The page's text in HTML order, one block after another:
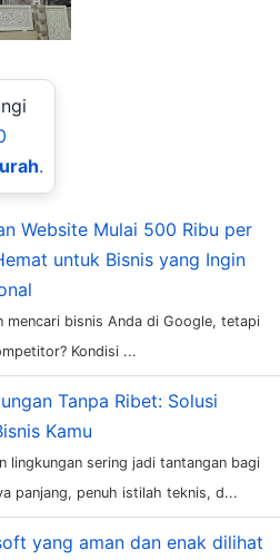
.
Website Mulai 500 Ribu per
untuk Bisnis yang Ingin
mencari bisnis Anda di Google, tetapi
Kondisi ...
Tanpa Ribet: Solusi
Kamu
lingkungan sering jadi tantangan bagi
panjang, penuh istilah teknis, d...
yang aman dan enak dilihat